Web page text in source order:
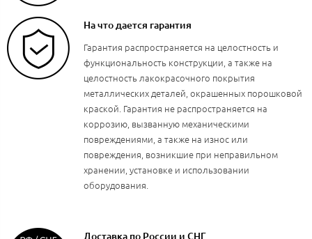
На что дается гарантия
Гарантия распространяется на целостность и
функциональность конструкции, а также на
целостность лакокрасочного покрытия
металлических деталей, окрашенных порошковой
краской. Гарантия не распространяется на
коррозию, вызванную механическими
повреждениями, а также на износ или
повреждения, возникшие при неправильном
хранении, установке и использовании
оборудования.
Доставка по России и СНГ